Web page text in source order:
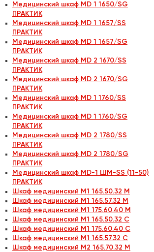
Медицинский шкаф MD 1 1650/SG
ПРАКТИК
Медицинский шкаф MD 1 1657/SS
ПРАКТИК
Медицинский шкаф MD 1 1657/SG
ПРАКТИК
Медицинский шкаф MD 2 1670/SS
ПРАКТИК
Медицинский шкаф MD 2 1670/SG
ПРАКТИК
Медицинский шкаф MD 1 1760/SS
ПРАКТИК
Медицинский шкаф MD 1 1760/SG
ПРАКТИК
Медицинский шкаф MD 2 1780/SS
ПРАКТИК
Медицинский шкаф MD 2 1780/SG
ПРАКТИК
Медицинский шкаф MD-1 ШМ-SS (11-50)
ПРАКТИК
Шкаф медицинский М1 165.50.32 М
Шкаф медицинский М1 165.57.32 М
Шкаф медицинский М1 175.60.40 М
Шкаф медицинский М1 165.50.32 С
Шкаф медицинский М1 175.60.40 С
Шкаф медицинский М1 165.57.32 С
Шкаф медицинский М2 165.70.32 М